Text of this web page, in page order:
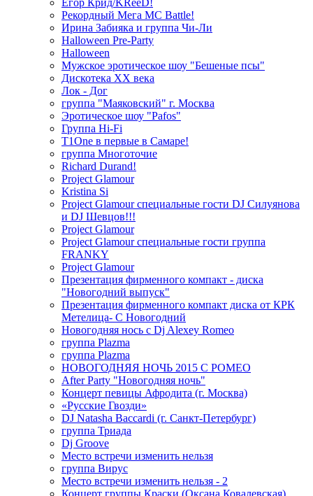
Егор Крид/KReeD!
Рекордный Мега МС Battle!
Ирина Забияка и группа Чи-Ли
Halloween Pre-Party
Halloween
Мужское эротическое шоу "Бешеные псы"
Дискотека ХХ века
Лок - Дог
группа "Маяковский" г. Москва
Эротическое шоу "Pafos"
Группа Hi-Fi
T1One в первые в Самаре!
группа Многоточие
Richard Durand!
Project Glamour
Kristina Si
Project Glamour специальные гости DJ Силуянова
и DJ Шевцов!!!
Project Glamour
Project Glamour специальные гости группа
FRANKY
Project Glamour
Презентация фирменного компакт - диска
"Новогодний выпуск"
Презентация фирменного компакт диска от КРК
Метелица- С Новогодний
Новогодняя нось с Dj Alexey Romeo
группа Plazma
группа Plazma
НОВОГОДНЯЯ НОЧЬ 2015 C РОМЕО
After Party "Новогодняя ночь"
Концерт певицы Афродита (г. Москва)
«Русские Гвозди»
DJ Natasha Baccardi (г. Санкт-Петербург)
группа Триада
Dj Groove
Место встречи изменить нельзя
группа Вирус
Место встречи изменить нельзя - 2
Концерт группы Краски (Оксана Ковалевская)